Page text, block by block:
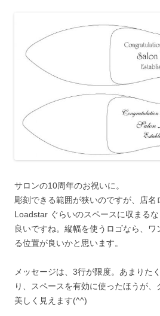
サロンの10周年のお祝いに。
彫刻できる範囲が狭いのですが、店名
Loadstar ぐらいのスペースに収まる
良いですね。縦幅を使うロゴなら、
る位置が良いかと思います。
メッセージは、3行が限度。 あまりた
り、スペースを有効に使ったほうが、
美しく見えます(^^)